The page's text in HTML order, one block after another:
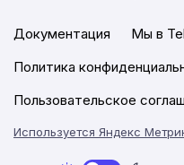
Документация
Мы в
Политика
Пользовательское
Используется Яндекс